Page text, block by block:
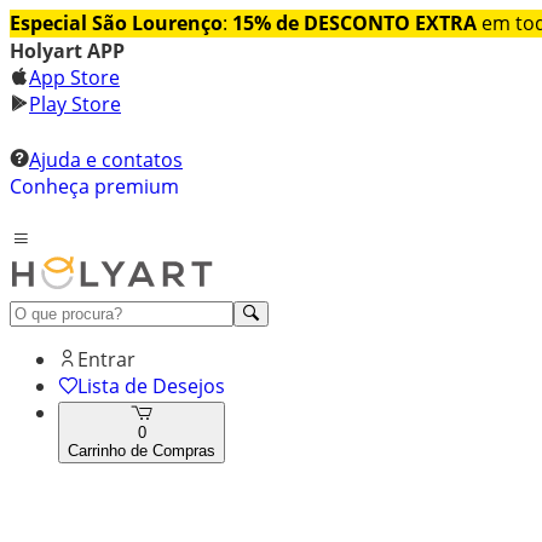
Especial São Lourenço: 15% de DESCONTO EXTRA em
Holyart APP
App Store
Play Store
Ajuda e contatos
Conheça premium
Entrar
Lista de Desejos
0
Carrinho de Compras